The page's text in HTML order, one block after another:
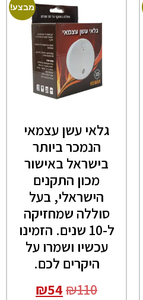
מבצע!
גלאי עשן עצמאי
הנמכר ביותר
בישראל באישור
מכון התקנים
הישראלי, בעל
סוללה שמחזיקה
ל-10 שנים. הזמינו
עכשיו ושמרו על
היקרים לכם.
₪110
₪54